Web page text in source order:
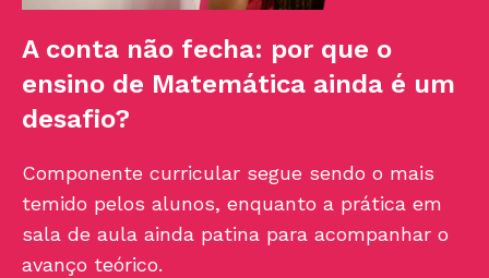
A conta não fecha: por que o
ensino de Matemática ainda é um
desafio?
Componente curricular segue sendo o mais
temido pelos alunos, enquanto a prática em
sala de aula ainda patina para acompanhar o
avanço teórico.